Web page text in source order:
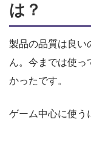
は？
製品の品質は良い
ん。今までは使っ
かったです。
ゲーム中心に使う